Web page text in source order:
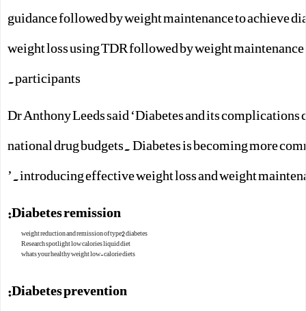
guidance followed by weight maintenance to achieve
weight loss using TDR followed by weight
participants.
Dr Anthony Leeds said ‘Diabetes and its
national drug budgets. Diabetes is becoming more
introducing effective weight loss and weight
Diabetes remission:
weight reduction and remission of type2 diabetes
Research spotlight low calories liquid diet
whats your healthy weight low-calorie diets
Diabetes prevention: